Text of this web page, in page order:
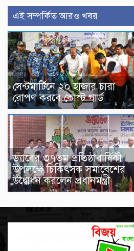
এই সম্পর্কিত আরও খবর
সেন্টমার্টিনে ২০ হাজার চারা
রোপণ করবে কোস্ট গার্ড
ড্যাবের ৩৭তম প্রতিষ্ঠাবার্ষিকী
উপলক্ষে চিকিৎসক সমাবেশের
উদ্বোধন করলেন প্রধানমন্ত্রী